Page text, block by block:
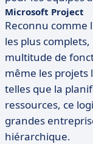
Microsoft Project
Reconnu comme
les plus
multitude de
même les projets
telles que la
ressources, ce
grandes
hiérarchique.